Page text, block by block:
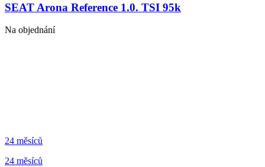
SEAT Arona Reference 1.0. TSI 95k
Na objednání
24 měsíců
24 měsíců